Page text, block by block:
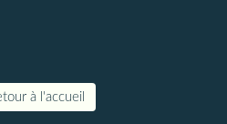
à l'accueil